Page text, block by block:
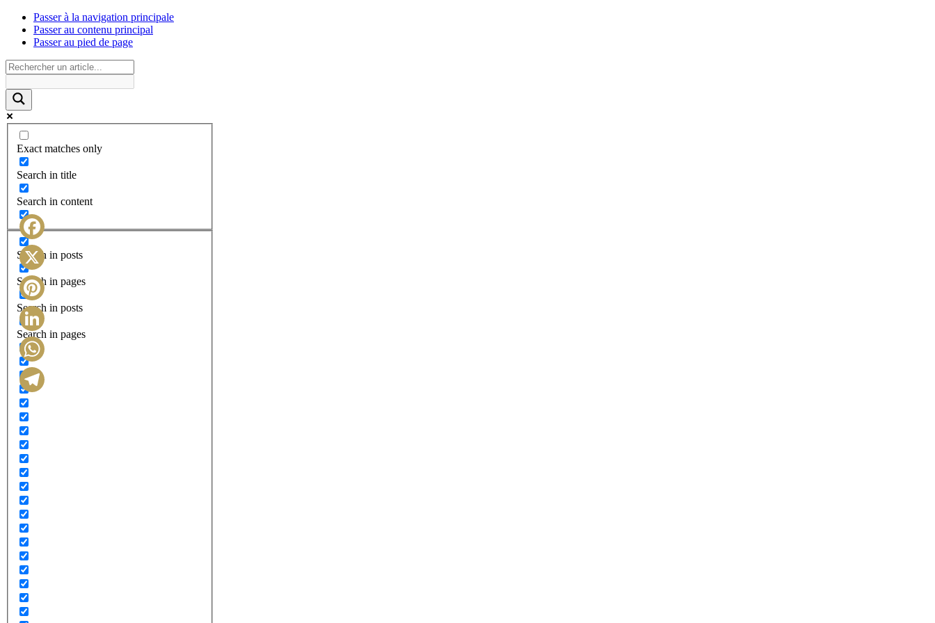
Passer à la navigation principale
Passer au contenu principal
Passer au pied de page
Exact matches only
Search in title
Search in content
Search in posts
Search in pages
Search in posts
Search in pages
Facebook
X
Pinterest
LinkedIn
WhatsApp
Telegram